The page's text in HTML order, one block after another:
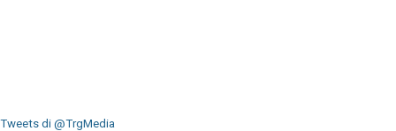
Tweets di @TrgMedia